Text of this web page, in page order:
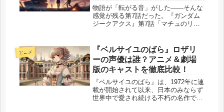
じめた“裏切りの夜”
物語が「転がる音」がした――そんな
感覚が残る第7話だった。『ガンダム
ジークアクス』第7話「マチュのリベ
この一話で、私たちは「信じていたも
のが裏切られる痛み」と、「裏切るこ
とで...
アニメ
『ベルサイユのばら』ロザリ
ーの声優は誰？アニメ＆劇場
版のキャストを徹底比較！
『ベルサイユのばら』は、1972年に連
載が開始されて以来、日本のみならず
世界中で愛され続ける不朽の名作で